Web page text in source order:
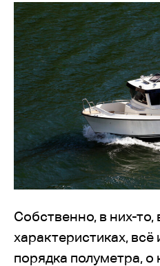
Собственно, в них-то,
характеристиках, всё
порядка полуметра, о